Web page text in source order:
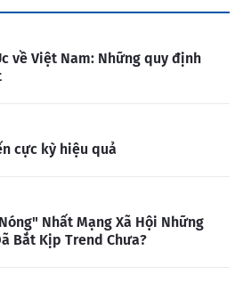
về Việt Nam: Những quy định
cực kỳ hiệu quả
Nhất Mạng Xã Hội Những
Bắt Kịp Trend Chưa?